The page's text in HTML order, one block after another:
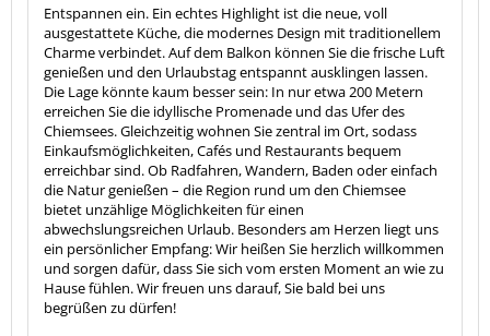
Entspannen ein. Ein echtes Highlight ist die neue, voll
ausgestattete Küche, die modernes Design mit traditionellem
Charme verbindet. Auf dem Balkon können Sie die frische Luft
genießen und den Urlaubstag entspannt ausklingen lassen.
Die Lage könnte kaum besser sein: In nur etwa 200 Metern
erreichen Sie die idyllische Promenade und das Ufer des
Chiemsees. Gleichzeitig wohnen Sie zentral im Ort, sodass
Einkaufsmöglichkeiten, Cafés und Restaurants bequem
erreichbar sind. Ob Radfahren, Wandern, Baden oder einfach
die Natur genießen – die Region rund um den Chiemsee
bietet unzählige Möglichkeiten für einen
abwechslungsreichen Urlaub. Besonders am Herzen liegt uns
ein persönlicher Empfang: Wir heißen Sie herzlich willkommen
und sorgen dafür, dass Sie sich vom ersten Moment an wie zu
Hause fühlen. Wir freuen uns darauf, Sie bald bei uns
begrüßen zu dürfen!